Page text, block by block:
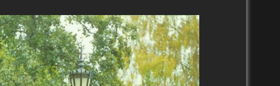
1980-1989
1970-1979
1960-1969
1950-1959
1940-1949
1930-1939
2000 – 2009
1990-1999
1988-1989